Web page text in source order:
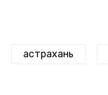
астрахань